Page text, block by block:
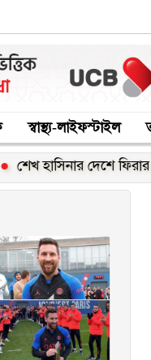
স্বাস্থ্য-লাইফস্টাইল
হাসিনার দেশে ফিরার